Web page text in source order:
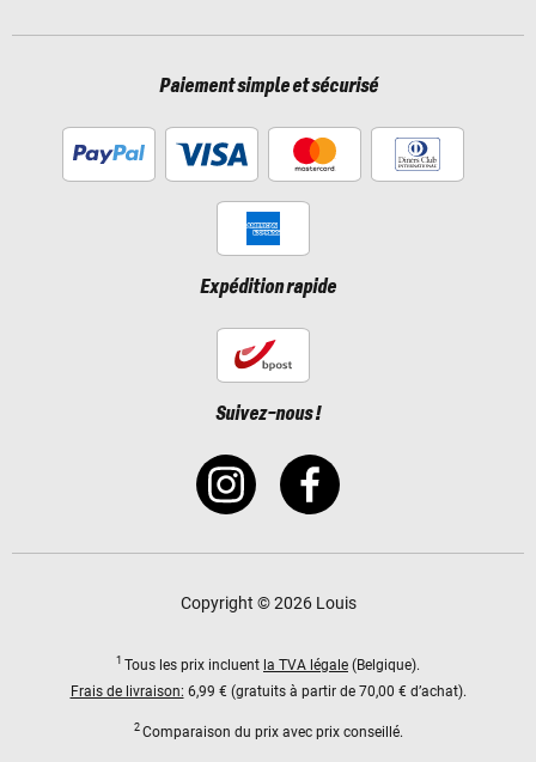
Paiement simple et sécurisé
Expédition rapide
Suivez-nous !
Copyright © 2026 Louis
1 Tous les prix incluent la TVA légale (Belgique).
Frais de livraison: 6,99 € (gratuits à partir de 70,00 € d’achat).
2 Comparaison du prix avec prix conseillé.